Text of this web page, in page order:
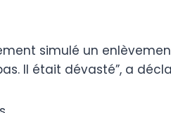
simulé un
Il était dévasté”, a